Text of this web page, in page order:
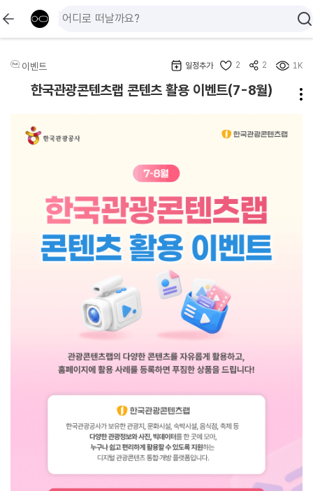
일정추가 2 2 1K
이벤트
한국관광콘텐츠랩 콘텐츠 활용 이벤트(7-8월)